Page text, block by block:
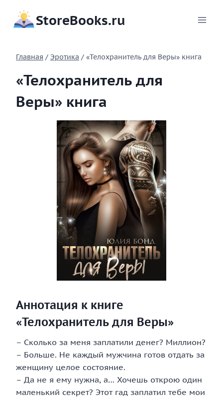
содержимому
StoreBooks.ru
Главная / Эротика / «Телохранитель для Веры» книга
«Телохранитель для
Веры» книга
Аннотация к книге
«Телохранитель для Веры»
– Сколько за меня заплатили денег? Миллион?
– Больше. Не каждый мужчина готов отдать за
женщину целое состояние.
– Да не я ему нужна, а… Хочешь открою один
маленький секрет? Этот гад заплатил тебе мои